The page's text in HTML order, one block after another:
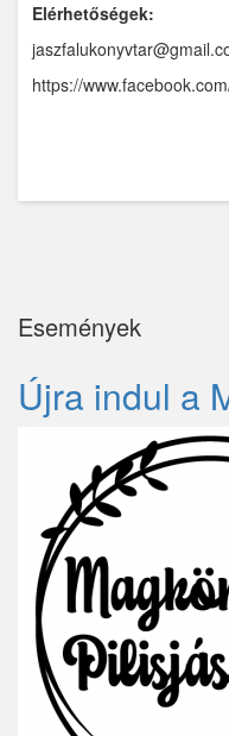
Ipolydamásd
Ipolytölgyes
Kisoroszi
Kőröstetétlen
Kóspallag
Leányfalu
Letkés
Majosháza
Márianosztra
Elérhetőségek:
https://
Események
Újra indul a